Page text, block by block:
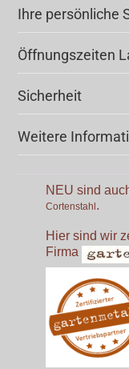
Ihre persönliche
Öffnungszeiten
Sicherheit
Weitere
NEU sind
Cortenstahl.
Hier sind wir
Firma